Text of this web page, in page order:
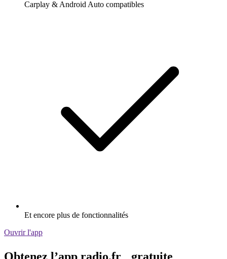
Carplay & Android Auto compatibles
Et encore plus de fonctionnalités
Ouvrir l'app